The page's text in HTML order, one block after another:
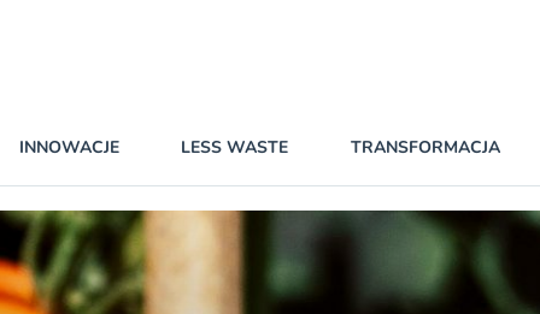
INNOWACJE LESS WASTE TRANSFORMACJA